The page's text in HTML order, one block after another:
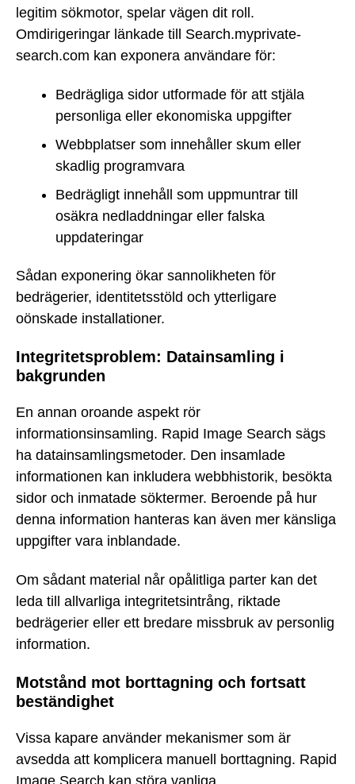
legitim sökmotor, spelar vägen dit roll.
Omdirigeringar länkade till Search.myprivate-
search.com kan exponera användare för:
Bedrägliga sidor utformade för att stjäla
personliga eller ekonomiska uppgifter
Webbplatser som innehåller skum eller
skadlig programvara
Bedrägligt innehåll som uppmuntrar till
osäkra nedladdningar eller falska
uppdateringar
Sådan exponering ökar sannolikheten för
bedrägerier, identitetsstöld och ytterligare
oönskade installationer.
Integritetsproblem: Datainsamling i
bakgrunden
En annan oroande aspekt rör
informationsinsamling. Rapid Image Search sägs
ha datainsamlingsmetoder. Den insamlade
informationen kan inkludera webbhistorik, besökta
sidor och inmatade söktermer. Beroende på hur
denna information hanteras kan även mer känsliga
uppgifter vara inblandade.
Om sådant material når opålitliga parter kan det
leda till allvarliga integritetsintrång, riktade
bedrägerier eller ett bredare missbruk av personlig
information.
Motstånd mot borttagning och fortsatt
beständighet
Vissa kapare använder mekanismer som är
avsedda att komplicera manuell borttagning. Rapid